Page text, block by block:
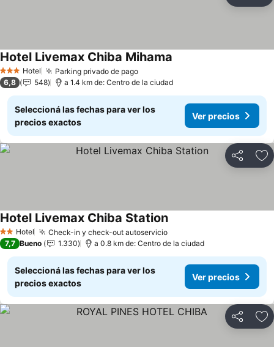
3 Estrellas
Hotel Parking privado de pago
Hotel Livemax Chiba Mihama
6,8 548 a 1.4 km de: Centro de la ciudad
Seleccioná las fechas para ver los
precios exactos
Ver precios
Compartir
2 Estrellas
Hotel Check-in y check-out autoservicio
Hotel Livemax Chiba Station
7,7 Bueno 1.330 a 0.8 km de: Centro de la ciudad
Seleccioná las fechas para ver los
precios exactos
Ver precios
Compartir